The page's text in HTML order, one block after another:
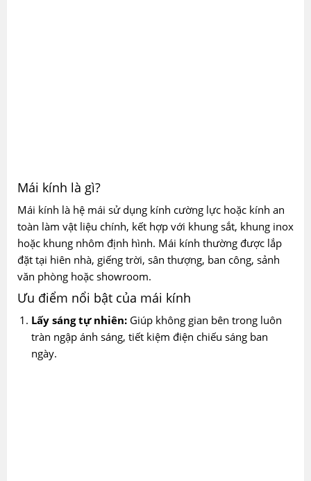
Mái kính là gì?
Mái kính là hệ mái sử dụng kính cường lực hoặc kính an
toàn làm vật liệu chính, kết hợp với khung sắt, khung inox
hoặc khung nhôm định hình. Mái kính thường được lắp
đặt tại hiên nhà, giếng trời, sân thượng, ban công, sảnh
văn phòng hoặc showroom.
Ưu điểm nổi bật của mái kính
Lấy sáng tự nhiên: Giúp không gian bên trong luôn
tràn ngập ánh sáng, tiết kiệm điện chiếu sáng ban
ngày.